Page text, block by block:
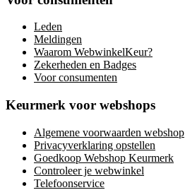
Leden
Meldingen
Waarom WebwinkelKeur?
Zekerheden en Badges
Voor consumenten
Keurmerk voor webshops
Algemene voorwaarden webshop
Privacyverklaring opstellen
Goedkoop Webshop Keurmerk
Controleer je webwinkel
Telefoonservice